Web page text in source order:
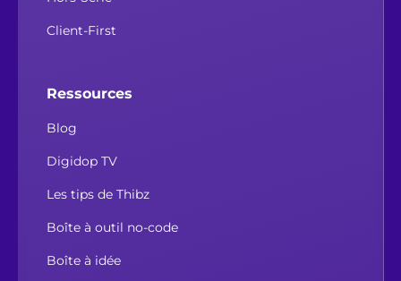
Client-First
Ressources
Blog
Digidop TV
Les tips de Thibz
Boîte à outil no-code
Boîte à idée